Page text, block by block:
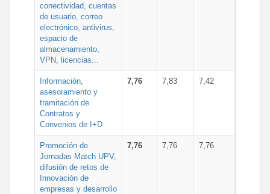
conectividad, cuentas
de usuario, correo
electrónico, antivirus,
espacio de
almacenamiento,
VPN, licencias...
Información,
asesoramiento y
tramitación de
Contratos y
Convenios de I+D
7,76 7,83 7,42
Promoción de
Jornadas Match UPV,
difusión de retos de
Innovación de
empresas y desarrollo
7,76 7,76 7,76